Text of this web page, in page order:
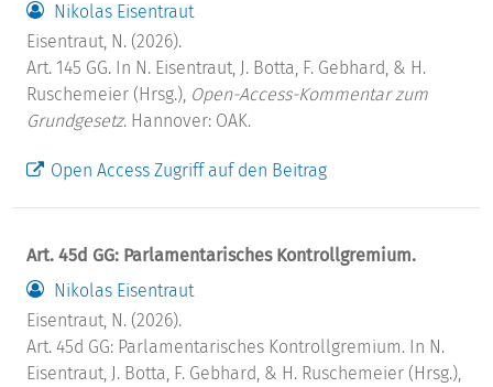
Nikolas Eisentraut
Eisentraut, N. (2026).
Art. 145 GG. In N. Eisentraut, J. Botta, F. Gebhard, & H.
Ruschemeier (Hrsg.), Open-Access-Kommentar zum
Grundgesetz. Hannover: OAK.
Open Access Zugriff auf den Beitrag
Art. 45d GG: Parlamentarisches Kontrollgremium.
Nikolas Eisentraut
Eisentraut, N. (2026).
Art. 45d GG: Parlamentarisches Kontrollgremium. In N.
Eisentraut, J. Botta, F. Gebhard, & H. Ruschemeier (Hrsg.),